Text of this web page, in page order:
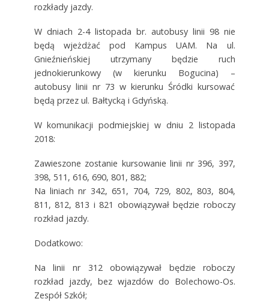
rozkłady jazdy.
W dniach 2-4 listopada br. autobusy linii 98 nie
będą wjeżdżać pod Kampus UAM. Na ul.
Gnieźnieńskiej utrzymany będzie ruch
jednokierunkowy (w kierunku Bogucina) –
autobusy linii nr 73 w kierunku Śródki kursować
będą przez ul. Bałtycką i Gdyńską.
W komunikacji podmiejskiej w dniu 2 listopada
2018:
Zawieszone zostanie kursowanie linii nr 396, 397,
398, 511, 616, 690, 801, 882;
Na liniach nr 342, 651, 704, 729, 802, 803, 804,
811, 812, 813 i 821 obowiązywał będzie roboczy
rozkład jazdy.
Dodatkowo:
Na linii nr 312 obowiązywał będzie roboczy
rozkład jazdy, bez wjazdów do Bolechowo-Os.
Zespół Szkół;